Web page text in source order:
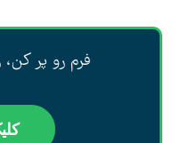
فرم رو پر کن،